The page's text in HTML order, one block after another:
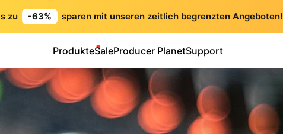
zu -63% sparen mit unseren zeitlich begrenzten Angeboten!
ProdukteSaleProducer PlanetSupport